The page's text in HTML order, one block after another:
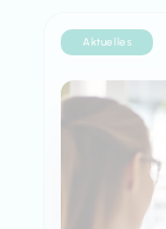
Aktuelles